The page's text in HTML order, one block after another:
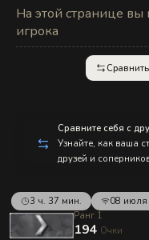
На этой странице вы
игрока
Сравнить
Сравните себя с
Узнайте, как ваша
друзей и
3 ч. 37 мин. 08 июля
Ранг 1
194 Очки
п
р
а
в